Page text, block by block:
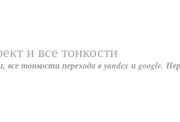
и все тонкости
все тонкости перехода в yandex и google.